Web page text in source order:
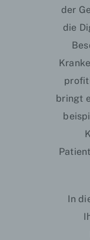
der
die
bringt
In